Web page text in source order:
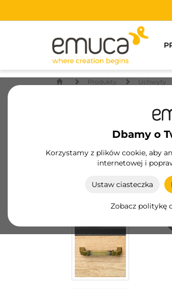
Dbamy o
Korzystamy z plików cookie, aby
internetowej i
Ustaw ciasteczka
Zobacz politykę
Produkty Uchwyty